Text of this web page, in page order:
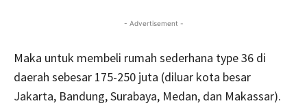
- Advertisement -
Maka untuk membeli rumah sederhana type 36 di
daerah sebesar 175-250 juta (diluar kota besar
Jakarta, Bandung, Surabaya, Medan, dan Makassar).